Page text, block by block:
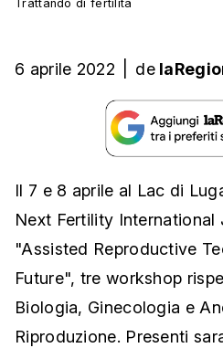
Trattando di fertilità
6 aprile 2022 de
Il 7 e 8 aprile al Lac di
Next Fertility International
"Assisted Reproductive
Future", tre workshop
Biologia, Ginecologia e
Riproduzione. Presenti